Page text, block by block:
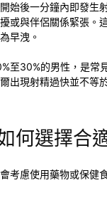
始後一分鐘內即發生
或與伴侶關係緊張。
早洩。
至30%的男性，是常
出現射精過快並不等
何選擇合
考慮使用藥物或保健